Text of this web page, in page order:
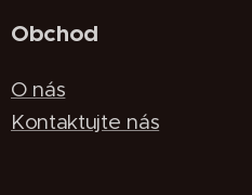
Obchod
O nás
Kontaktujte nás